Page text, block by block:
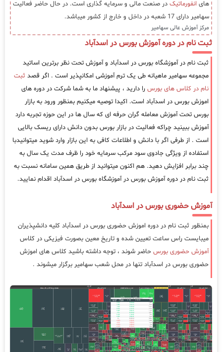
های انفورماتیک در صنعت مالی و سرمایه گذاری است. در حال حاضر فعالیت
سهامیر دارای 17 شعبه در داخل و خارج از کشور میباشد.
مرکز آموزش عالی سهامیر
ثبت نام در دوره آموزش بورس در اسدآباد
ثبت نام در آموزشگاه بورس در اسدآباد و آموزش تحت نظر برترین اساتید
مجموعه سهامیر ماهیانه طی یک ترم آموزشی امکانپذیر است . اگر قصد ثبت
نام در کلاس های بورس را دارید ، پیشنهاد ما به شما شرکت در دوره های
اموزش بورس در اسدآباد است. اکیدا توصیه میکنیم بمنظور ورود به بازار
بورس تحت آموزش معامله گران حرفه ای که سال ها در این حوزه تجربه دارد
آموزش ببینید چراکه فعالیت در بازار بورس بدون دانش دارای ریسک بالایی
است . از طرفی اگر با دانش و اطلاعات کافی به این بازار وارد شوید میتوانیدبا
استفاده از ویژگی جادوی سود مرکب سرمایه خود را ظرف مدت یک سال به
چند برابر افزایش دهید. هم اکنون میتوانید از طریق همین سامانه نسبت به
ثبت نام در دوره آموزش بورس در آموزشگاه بورس در اسدآباد اقدام نمایید.
آموزش حضوری بورس در اسدآباد
بمنظور ثبت نام در دوره اموزش حضوری بورس در اسدآباد کلیه دانشپذیران
میبایست راس ساعت تعیین شده و تاریخ معین بصورت فیزیکی در کلاس
آموزش حضوری بورس حاضر شوند ، توجه داشته باشید کلاس های اموزش
حضوری بورس در اسدآباد تنها در محل شعب سهامیر برگزار میشوند .